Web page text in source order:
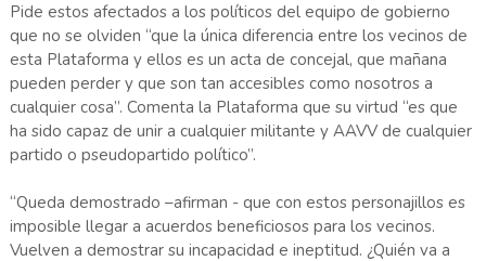
Pide estos afectados a los políticos del equipo de gobierno
que no se olviden “que la única diferencia entre los vecinos de
esta Plataforma y ellos es un acta de concejal, que mañana
pueden perder y que son tan accesibles como nosotros a
cualquier cosa”. Comenta la Plataforma que su virtud “es que
ha sido capaz de unir a cualquier militante y AAVV de cualquier
partido o pseudopartido político”.
“Queda demostrado –afirman - que con estos personajillos es
imposible llegar a acuerdos beneficiosos para los vecinos.
Vuelven a demostrar su incapacidad e ineptitud. ¿Quién va a